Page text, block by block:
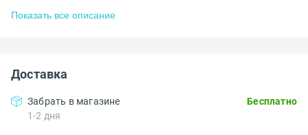
Показать все описание
Доставка
Забрать в магазине
1-2 дня
Бесплатно